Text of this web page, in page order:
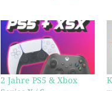
2 Jahre PS5 & Xbox